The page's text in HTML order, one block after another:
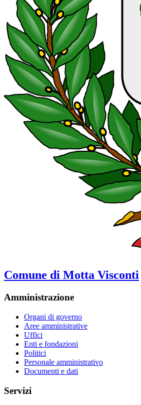
Comune di Motta Visconti
Amministrazione
Organi di governo
Aree amministrative
Uffici
Enti e fondazioni
Politici
Personale amministrativo
Documenti e dati
Servizi